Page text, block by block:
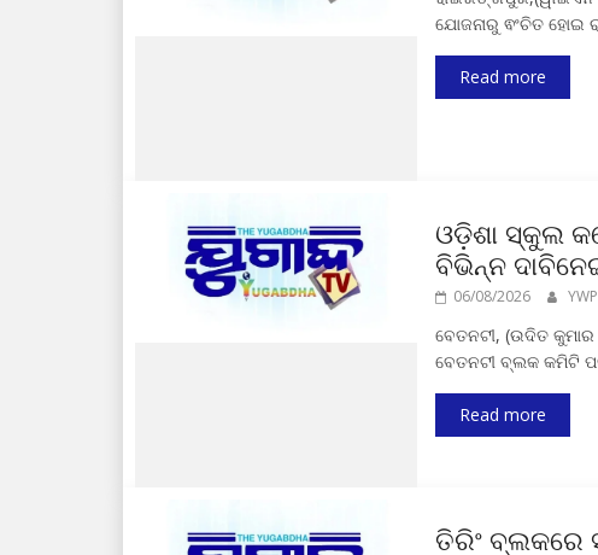
ଯୋଜନାରୁ ଵଂଚିତ ହୋଇ
Read more
ଓଡ଼ିଶା ସ୍କୁଲ
ବିଭିନ୍ନ
06/08/2026
ବେତନଟୀ, (ଉଦିତ
ବେତନଟୀ ବ୍ଲକ କମିଟି
Read more
ତିରିଂ ବ୍ଲକରେ